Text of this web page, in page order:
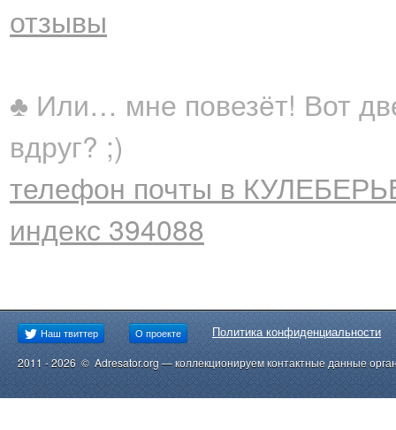
отзывы
♣ Или… мне повезёт! Вот
вдруг? ;)
телефон почты в
индекс 394088
Наш твиттер О проекте Политика конфиденциальности
2011 - 2026 © Adresator.org — коллекционируем контактные данные